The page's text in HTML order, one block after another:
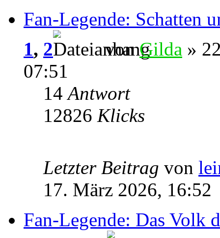
Fan-Legende: Schatten
1, 2 vonGilda »
07:51
14Antwort
12826 Klicks
Letzter Beitrag von
17. März 2026, 16:52
Fan-Legende: Das Volk